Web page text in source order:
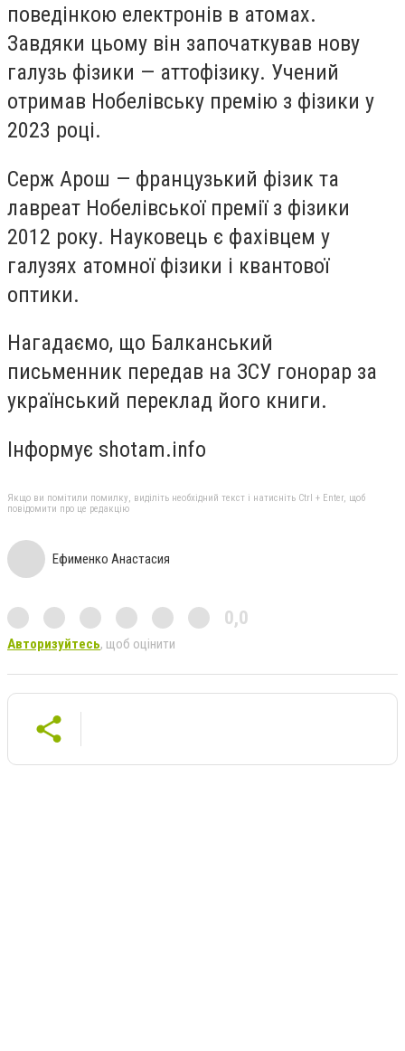
поведінкою електронів в атомах.
Завдяки цьому він започаткував нову
галузь фізики — аттофізику. Учений
отримав Нобелівську премію з фізики у
2023 році.
Серж Арош — французький фізик та
лавреат Нобелівської премії з фізики
2012 року. Науковець є фахівцем у
галузях атомної фізики і квантової
оптики.
Нагадаємо, що Балканський
письменник передав на ЗСУ гонорар за
український переклад його книги.
Інформує shotam.info
Якщо ви помітили помилку, виділіть необхідний текст і натисніть Ctrl + Enter, щоб
повідомити про це редакцію
Ефименко Анастасия
0,0
Авторизуйтесь, щоб оцінити